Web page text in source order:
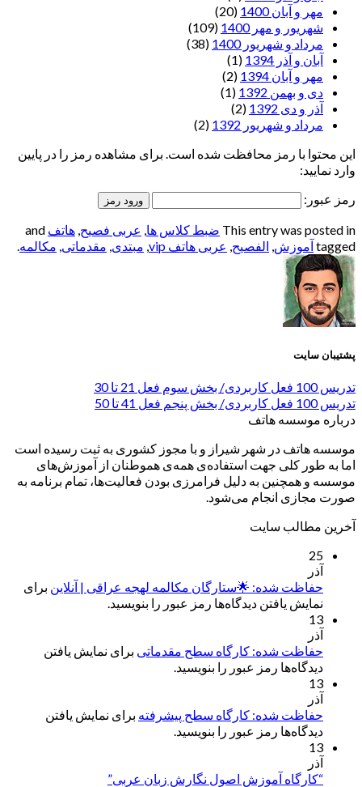
مهر و آبان 1400
(20)
شهریور و مهر 1400
(109)
مرداد و شهریور 1400
(38)
آبان و آذر 1394
(1)
مهر و آبان 1394
(2)
دی و بهمن 1392
(1)
آذر و دی 1392
(2)
مرداد و شهریور 1392
(2)
این محتوا با رمز محافظت شده است. برای مشاهده رمز را در پایین
وارد نمایید:
رمز عبور:
This entry was posted in ضبط کلاس ها, عربی فصیح, هاتف and
tagged آموزش, الفصيح, عربی هاتف vip , مبتدی, مقدماتی, مکالمه.
پشتیبان سایت
تدریس 100 فعل کاربردی/ بخش سوم فعل 21 تا 30
تدریس 100 فعل کاربردی/ بخش پنجم فعل 41 تا 50
درباره موسسه هاتف
موسسه هاتف در شهر شیراز و با مجوز کشوری به ثبت رسیده است
اما به طور کلی جهت استفاده‌ی همه‌ی هموطنان از آموزش‌های
موسسه و همچنین به دلیل فرامرزی بودن فعالیت‌ها، تمام برنامه به
صورت مجازی انجام می‌شود.
آخرین مطالب سایت
25
آذر
حفاظت شده: 🌟ستارگان مکالمه لهجه عراقی | آنلاین برای
نمایش یافتن دیدگاه‌ها رمز عبور را بنویسید.
13
آذر
حفاظت شده: کارگاه سطح مقدماتی برای نمایش یافتن
دیدگاه‌ها رمز عبور را بنویسید.
13
آذر
حفاظت شده: کارگاه سطح پیشرفته برای نمایش یافتن
دیدگاه‌ها رمز عبور را بنویسید.
13
آذر
“کارگاه آموزش اصول نگارش زبان عربی”